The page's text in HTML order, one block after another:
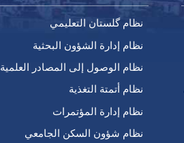
نظام گلستان التعليمي
نظام إدارة الشؤون البحثية
نظام الوصول إلى المصادر العلمية
نظام أتمتة التغذية
نظام إدارة المؤتمرات
نظام شؤون السكن الجامعي